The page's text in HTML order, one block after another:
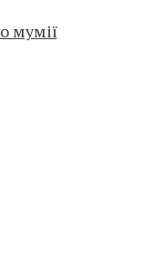
мумії